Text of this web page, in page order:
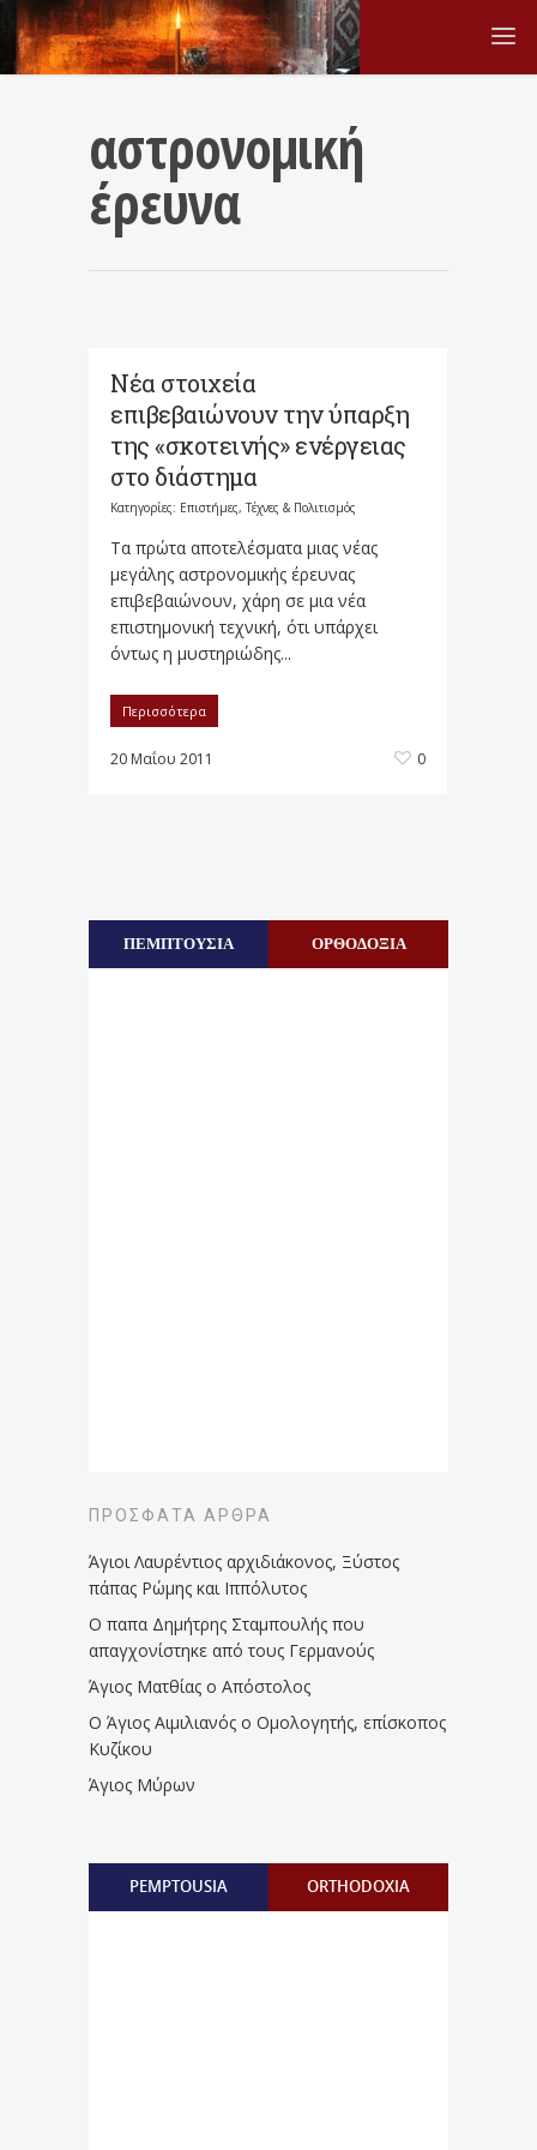
αστρονομική
έρευνα
Νέα στοιχεία
επιβεβαιώνουν την ύπαρξη
της «σκοτεινής» ενέργειας
στο διάστημα
Κατηγορίες: Επιστήμες, Τέχνες & Πολιτισμός
Τα πρώτα αποτελέσματα μιας νέας
μεγάλης αστρονομικής έρευνας
επιβεβαιώνουν, χάρη σε μια νέα
επιστημονική τεχνική, ότι υπάρχει
όντως η μυστηριώδης...
Περισσότερα
20 Μαΐου 2011 0
ΠΕΜΠΤΟΥΣΙΑ ΟΡΘΟΔΟΞΙΑ
ΠΡΌΣΦΑΤΑ ΆΡΘΡΑ
Άγιοι Λαυρέντιος αρχιδιάκονος, Ξύστος
πάπας Ρώμης και Ιππόλυτος
Ο παπα Δημήτρης Σταμπουλής που
απαγχονίστηκε από τους Γερμανούς
Άγιος Ματθίας ο Απόστολος
Ο Άγιος Αιμιλιανός ο Ομολογητής, επίσκοπος
Κυζίκου
Άγιος Μύρων
PEMPTOUSIA ORTHODOXIA